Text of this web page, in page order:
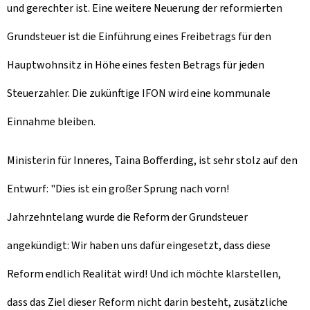
und gerechter ist. Eine weitere Neuerung der reformierten
Grundsteuer ist die Einführung eines Freibetrags für den
Hauptwohnsitz in Höhe eines festen Betrags für jeden
Steuerzahler. Die zukünftige IFON wird eine kommunale
Einnahme bleiben.
Ministerin für Inneres, Taina Bofferding, ist sehr stolz auf den
Entwurf: "Dies ist ein großer Sprung nach vorn!
Jahrzehntelang wurde die Reform der Grundsteuer
angekündigt: Wir haben uns dafür eingesetzt, dass diese
Reform endlich Realität wird! Und ich möchte klarstellen,
dass das Ziel dieser Reform nicht darin besteht, zusätzliche